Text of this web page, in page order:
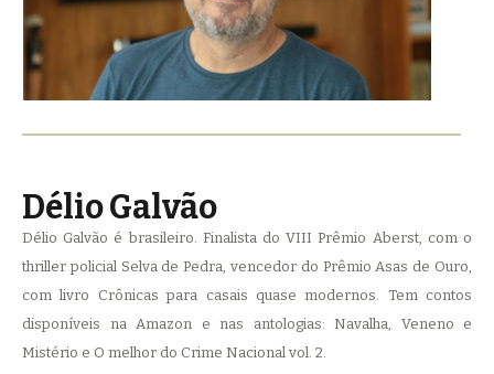
Délio Galvão
Délio Galvão é brasileiro. Finalista do VIII Prêmio Aberst, com o
thriller policial Selva de Pedra, vencedor do Prêmio Asas de Ouro,
com livro Crônicas para casais quase modernos. Tem contos
disponíveis na Amazon e nas antologias: Navalha, Veneno e
Mistério e O melhor do Crime Nacional vol. 2.